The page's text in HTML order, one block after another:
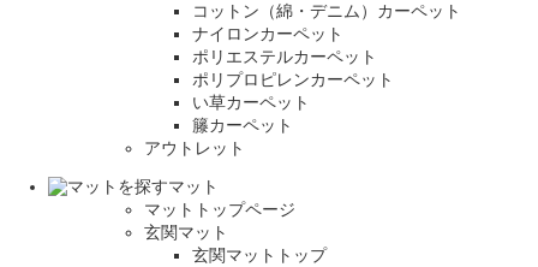
コットン（綿・デニム）カーペット
ナイロンカーペット
ポリエステルカーペット
ポリプロピレンカーペット
い草カーペット
籐カーペット
アウトレット
マット
マットトップページ
玄関マット
玄関マットトップ